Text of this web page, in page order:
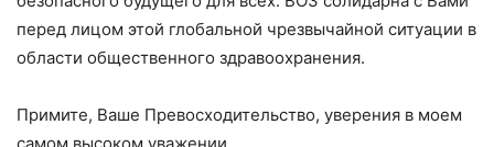
перед лицом этой глобальной чрезвычайной ситуации в
области общественного здравоохранения.
Примите, Ваше Превосходительство, уверения в моем